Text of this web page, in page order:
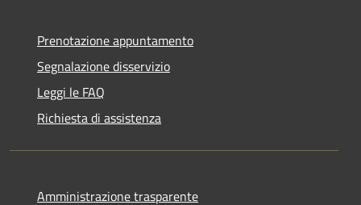
Prenotazione appuntamento
Segnalazione disservizio
Leggi le FAQ
Richiesta di assistenza
Amministrazione trasparente